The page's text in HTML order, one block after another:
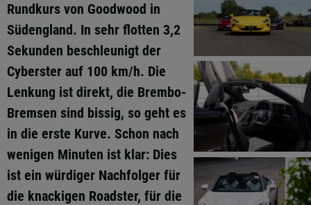
Rundkurs von Goodwood in
Südengland. In sehr flotten 3,2
Sekunden beschleunigt der
Cyberster auf 100 km/h. Die
Lenkung ist direkt, die Brembo-
Bremsen sind bissig, so geht es
in die erste Kurve. Schon nach
wenigen Minuten ist klar: Dies
ist ein würdiger Nachfolger für
die knackigen Roadster, für die